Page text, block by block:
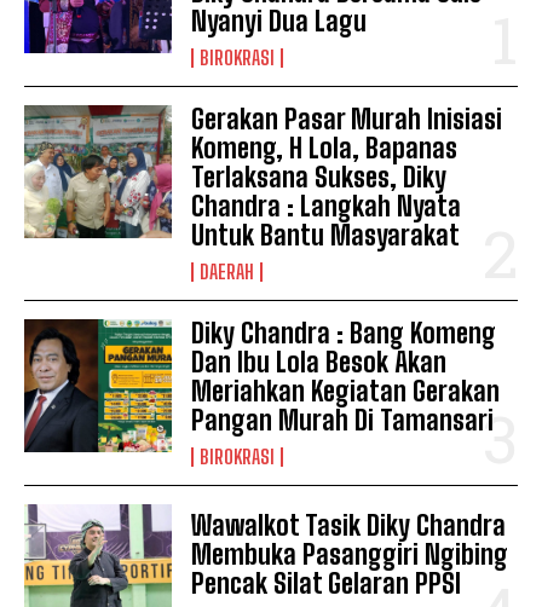
Nyanyi Dua Lagu
BIROKRASI
Gerakan Pasar Murah Inisiasi
Komeng, H Lola, Bapanas
Terlaksana Sukses, Diky
Chandra : Langkah Nyata
Untuk Bantu Masyarakat
DAERAH
Diky Chandra : Bang Komeng
Dan Ibu Lola Besok Akan
Meriahkan Kegiatan Gerakan
Pangan Murah Di Tamansari
BIROKRASI
Wawalkot Tasik Diky Chandra
Membuka Pasanggiri Ngibing
Pencak Silat Gelaran PPSI